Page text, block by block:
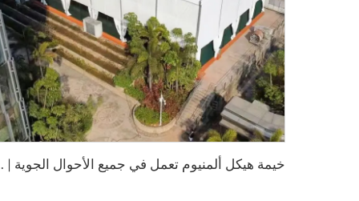
يمة هيكل ألمنيوم تعمل في